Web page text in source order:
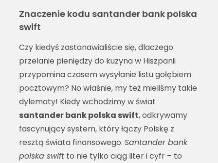
Znaczenie kodu santander bank polska
swift
Czy kiedyś zastanawialiście się, dlaczego
przelanie pieniędzy do kuzyna w Hiszpanii
przypomina czasem wysyłanie listu gołębiem
pocztowym? No właśnie, my też mieliśmy takie
dylematy! Kiedy wchodzimy w świat
santander bank polska swift, odkrywamy
fascynujący system, który łączy Polskę z
resztą świata finansowego. Santander bank
polska swiftto nie tylko ciąg liter i cyfr – to